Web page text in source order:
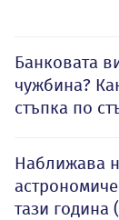
Банковата
чужбина?
стъпка по
Наближава
тази